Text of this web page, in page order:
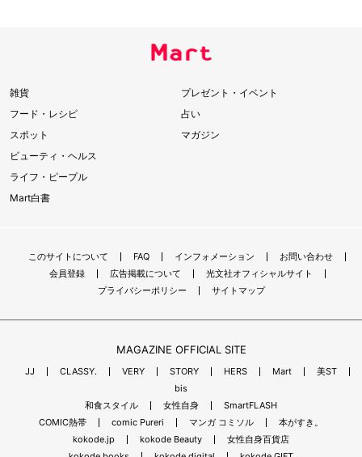
雑貨
フード・レシピ
スポット
ビューティ・ヘルス
ライフ・ピープル
Mart白書
プレゼント・イベント
占い
マガジン
このサイトについて FAQ インフォメーション
お問い合わせ
会員登録
広告掲載について
光文社オフィシャルサイト
プライバシーポリシー
サイトマップ
MAGAZINE OFFICIAL SITE
JJ CLASSY. VERY STORY HERS Mart
美ST
bis
和食スタイル
女性自身
SmartFLASH
COMIC熱帯
comic Pureri マンガ コミソル
本がすき。
kokode.jp
kokode Beauty
女性自身百貨店